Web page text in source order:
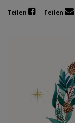
Teilen Teilen